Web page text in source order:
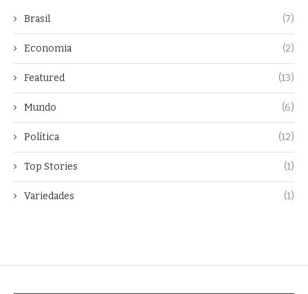
Brasil (7)
Economia (2)
Featured (13)
Mundo (6)
Política (12)
Top Stories (1)
Variedades (1)